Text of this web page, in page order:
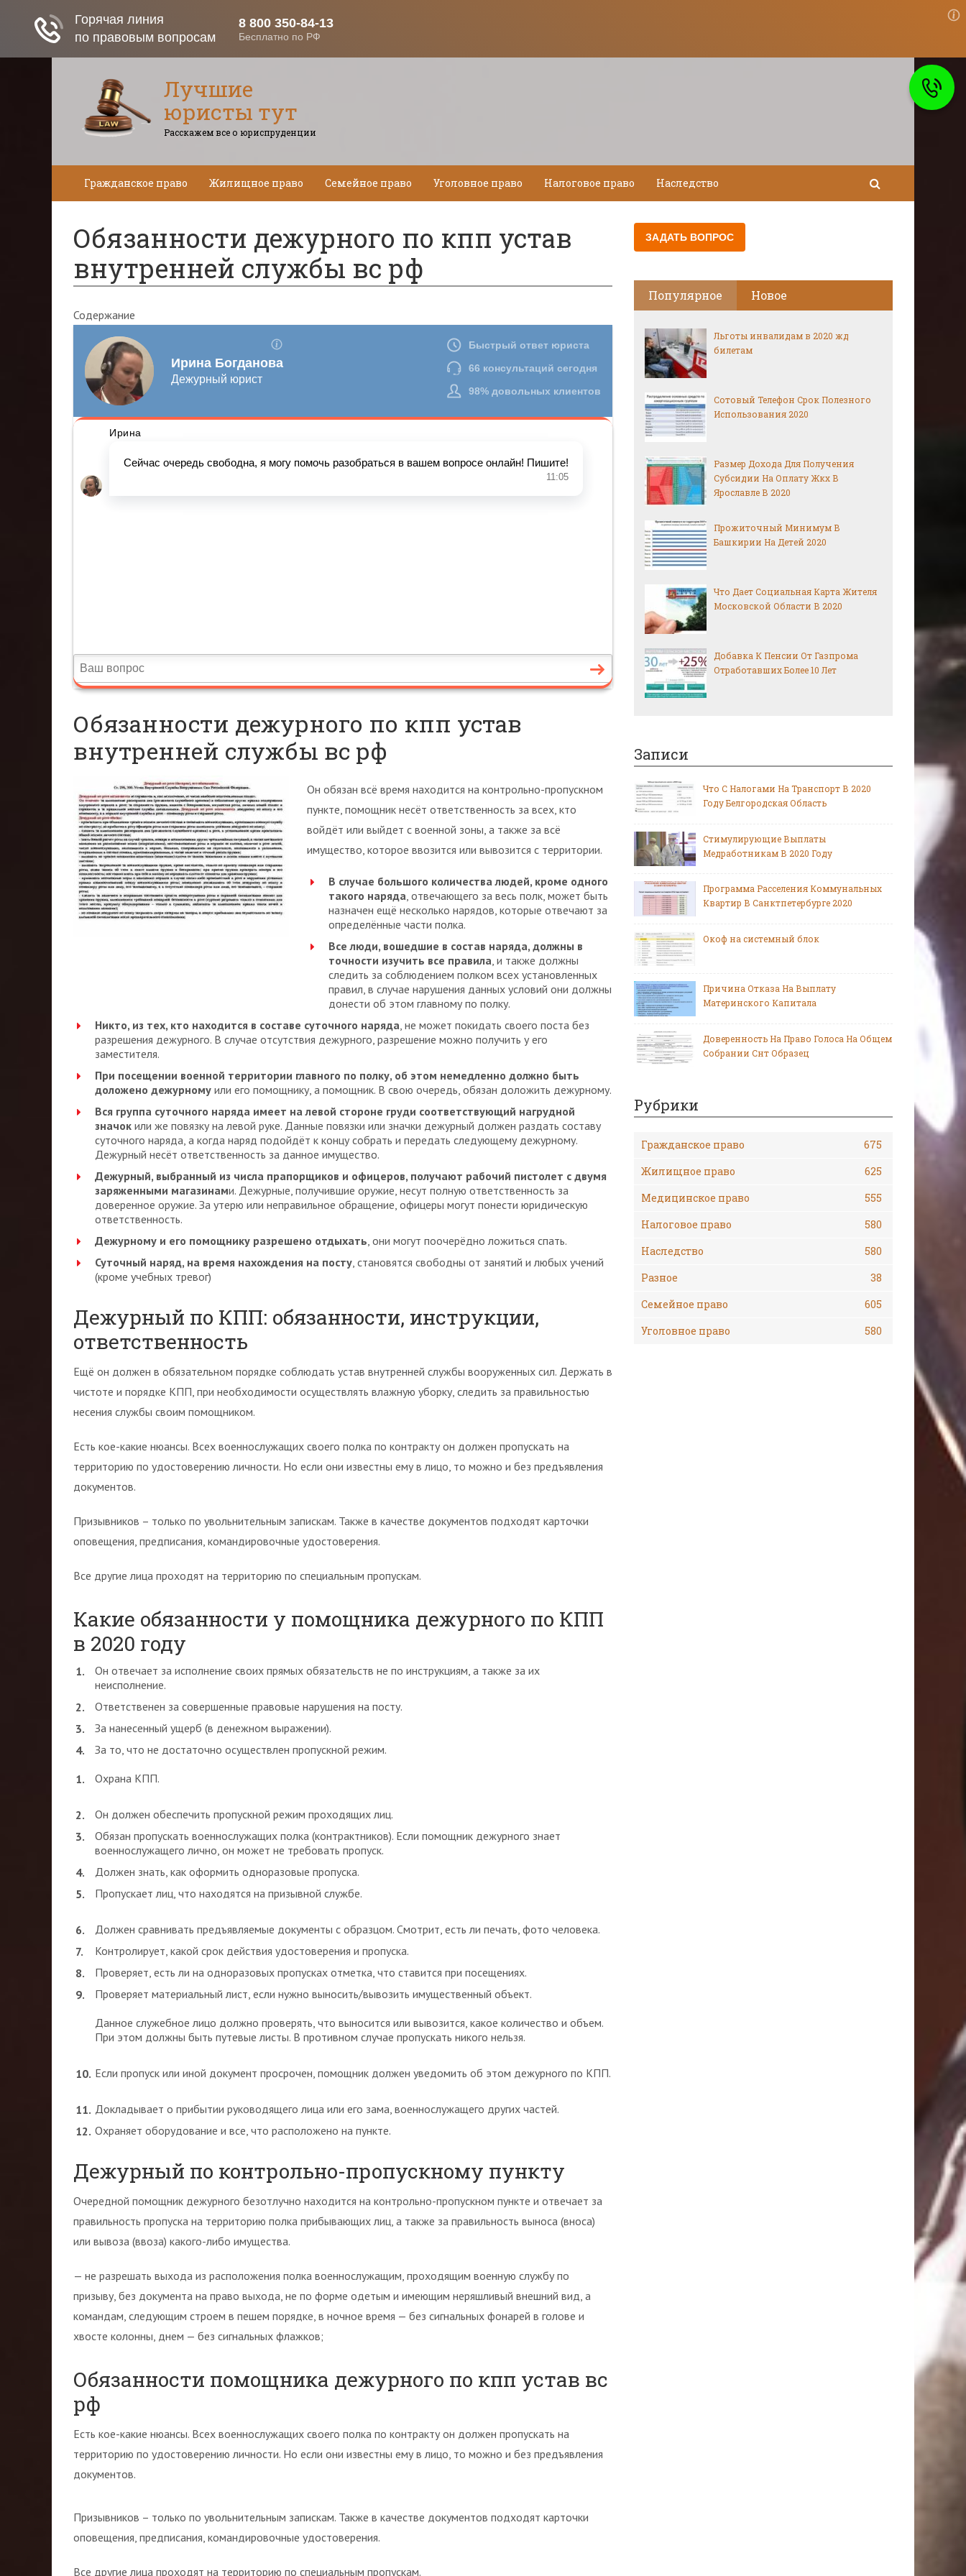
Лучшие
юристы тут
Расскажем все о юриспруденции
Гражданское право Жилищное право Семейное право Уголовное право Налоговое право Наследство
Обязанности дежурного по кпп устав
внутренней службы вс рф
Содержание
Обязанности дежурного по кпп устав
внутренней службы вс рф
Он обязан всё время находится на контрольно-пропускном
пункте, помощник несёт ответственность за всех, кто
войдёт или выйдет с военной зоны, а также за всё
имущество, которое ввозится или вывозится с территории.
В случае большого количества людей, кроме одного
такого наряда, отвечающего за весь полк, может быть
назначен ещё несколько нарядов, которые отвечают за
определённые части полка.
Все люди, вошедшие в состав наряда, должны в
точности изучить все правила, и также должны
следить за соблюдением полком всех установленных
правил, в случае нарушения данных условий они должны
донести об этом главному по полку.
Никто, из тех, кто находится в составе суточного наряда, не может покидать своего поста без
разрешения дежурного. В случае отсутствия дежурного, разрешение можно получить у его
заместителя.
При посещении военной территории главного по полку, об этом немедленно должно быть
доложено дежурному или его помощнику, а помощник. В свою очередь, обязан доложить дежурному.
Вся группа суточного наряда имеет на левой стороне груди соответствующий нагрудной
значок или же повязку на левой руке. Данные повязки или значки дежурный должен раздать составу
суточного наряда, а когда наряд подойдёт к концу собрать и передать следующему дежурному.
Дежурный несёт ответственность за данное имущество.
Дежурный, выбранный из числа прапорщиков и офицеров, получают рабочий пистолет с двумя
заряженными магазинами. Дежурные, получившие оружие, несут полную ответственность за
доверенное оружие. За утерю или неправильное обращение, офицеры могут понести юридическую
ответственность.
Дежурному и его помощнику разрешено отдыхать, они могут поочерёдно ложиться спать.
Суточный наряд, на время нахождения на посту, становятся свободны от занятий и любых учений
(кроме учебных тревог)
Дежурный по КПП: обязанности, инструкции,
ответственность
Ещё он должен в обязательном порядке соблюдать устав внутренней службы вооруженных сил. Держать в
чистоте и порядке КПП, при необходимости осуществлять влажную уборку, следить за правильностью
несения службы своим помощником.
Есть кое-какие нюансы. Всех военнослужащих своего полка по контракту он должен пропускать на
территорию по удостоверению личности. Но если они известны ему в лицо, то можно и без предъявления
документов.
Призывников – только по увольнительным запискам. Также в качестве документов подходят карточки
оповещения, предписания, командировочные удостоверения.
Все другие лица проходят на территорию по специальным пропускам.
Какие обязанности у помощника дежурного по КПП
в 2020 году
Он отвечает за исполнение своих прямых обязательств не по инструкциям, а также за их
неисполнение.
Ответственен за совершенные правовые нарушения на посту.
За нанесенный ущерб (в денежном выражении).
За то, что не достаточно осуществлен пропускной режим.
Охрана КПП.
Он должен обеспечить пропускной режим проходящих лиц.
Обязан пропускать военнослужащих полка (контрактников). Если помощник дежурного знает
военнослужащего лично, он может не требовать пропуск.
Должен знать, как оформить одноразовые пропуска.
Пропускает лиц, что находятся на призывной службе.
Должен сравнивать предъявляемые документы с образцом. Смотрит, есть ли печать, фото человека.
Контролирует, какой срок действия удостоверения и пропуска.
Проверяет, есть ли на одноразовых пропусках отметка, что ставится при посещениях.
Проверяет материальный лист, если нужно выносить/вывозить имущественный объект.
Данное служебное лицо должно проверять, что выносится или вывозится, какое количество и объем.
При этом должны быть путевые листы. В противном случае пропускать никого нельзя.
Если пропуск или иной документ просрочен, помощник должен уведомить об этом дежурного по КПП.
Докладывает о прибытии руководящего лица или его зама, военнослужащего других частей.
Охраняет оборудование и все, что расположено на пункте.
Дежурный по контрольно-пропускному пункту
Очередной помощник дежурного безотлучно находится на контрольно-пропускном пункте и отвечает за
правильность пропуска на территорию полка прибывающих лиц, а также за правильность выноса (вноса)
или вывоза (ввоза) какого-либо имущества.
— не разрешать выхода из расположения полка военнослужащим, проходящим военную службу по
призыву, без документа на право выхода, не по форме одетым и имеющим неряшливый внешний вид, а
командам, следующим строем в пешем порядке, в ночное время — без сигнальных фонарей в голове и
хвосте колонны, днем — без сигнальных флажков;
Обязанности помощника дежурного по кпп устав вс
рф
Есть кое-какие нюансы. Всех военнослужащих своего полка по контракту он должен пропускать на
территорию по удостоверению личности. Но если они известны ему в лицо, то можно и без предъявления
документов.
Призывников – только по увольнительным запискам. Также в качестве документов подходят карточки
оповещения, предписания, командировочные удостоверения.
Все другие лица проходят на территорию по специальным пропускам.
Популярное Новое
Льготы инвалидам в 2020 жд
билетам
Сотовый Телефон Срок Полезного
Использования 2020
Размер Дохода Для Получения
Субсидии На Оплату Жкх В
Ярославле В 2020
Прожиточный Минимум В
Башкирии На Детей 2020
Что Дает Социальная Карта Жителя
Московской Области В 2020
Добавка К Пенсии От Газпрома
Отработавших Более 10 Лет
Записи
Что С Налогами На Транспорт В 2020
Году Белгородская Область
Стимулирующие Выплаты
Медработникам В 2020 Году
Программа Расселения Коммунальных
Квартир В Санктпетербурге 2020
Окоф на системный блок
Причина Отказа На Выплату
Материнского Капитала
Доверенность На Право Голоса На Общем
Собрании Снт Образец
Рубрики
Гражданское право
675
Жилищное право
625
Медицинское право
555
Налоговое право
580
Наследство
580
Разное
38
Семейное право
605
Уголовное право
580